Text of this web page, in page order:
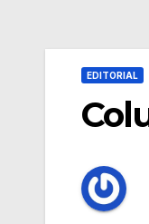
EDITORIAL